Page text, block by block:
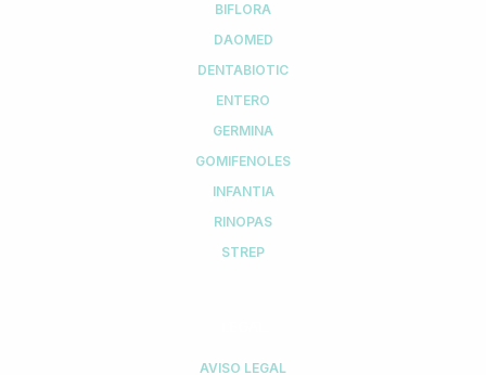
BIFLORA
DAOMED
DENTABIOTIC
ENTERO
GERMINA
GOMIFENOLES
INFANTIA
RINOPAS
STREP
AVISO LEGAL